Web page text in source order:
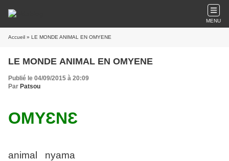
MENU
Accueil » LE MONDE ANIMAL EN OMYENE
LE MONDE ANIMAL EN OMYENE
Publié le 04/09/2015 à 20:09
Par Patsou
OMYƐNƐ
animal nyama